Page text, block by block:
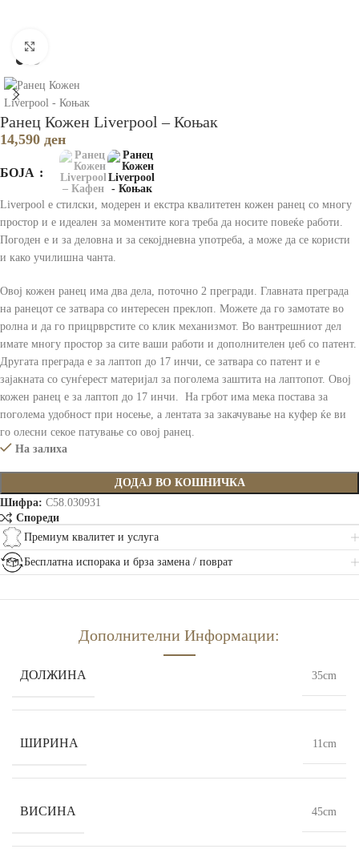
Ранец Кожен Liverpool – Коњак
14,590 ден
БОЈА
Liverpool е стилски, модерен и екстра квалитетен кожен ранец со многу
простор и е идеален за моментите кога треба да носите повеќе работи.
Погоден е и за деловна и за секојдневна употреба, а може да се користи
и како училишна чанта.
Овој кожен ранец има два дела, поточно 2 прегради. Главната преграда
на ранецот се затвара со интересен преклоп. Можете да го замотате во
ролна и да го прицрврстите со клик механизмот. Во вантрешниот дел
имате многу простор за сите ваши работи и дополнителен џеб со патент.
Другата преграда е за лаптоп до 17 инчи, се затвара со патент и е
зајакната со сунѓерест материјал за поголема заштита на лаптопот. Овој
кожен ранец е за лаптоп до 17 инчи. На грбот има мека постава за
поголема удобност при носење, а лентата за закачување на куфер ќе ви
го олесни секое патување со овој ранец.
На залиха
ДОДАЈ ВО КОШНИЧКА
Шифра: C58.030931
Спореди
Премиум квалитет и услуга
Бесплатна испорака и брза замена / поврат
Дополнителни Информации:
ДОЛЖИНА 35cm
ШИРИНА 11cm
ВИСИНА 45cm